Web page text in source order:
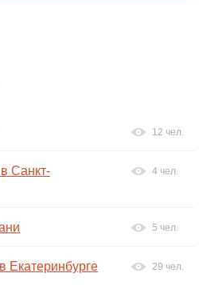
12 чел.
Санкт-
4 чел.
5 чел.
Екатеринбурге 29 чел.